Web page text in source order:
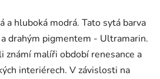
a hluboká modrá. Tato sytá barva
drahým pigmentem - Ultramarin.
známí malíři období renesance a
interiérech. V závislosti na